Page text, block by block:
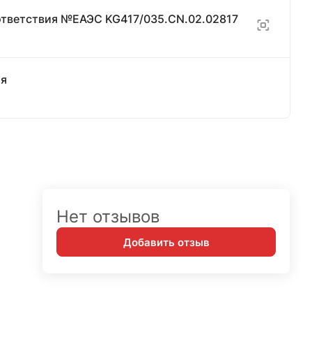
№ЕАЭС KG417/035.CN.02.02817
Нет отзывов
Добавить отзыв